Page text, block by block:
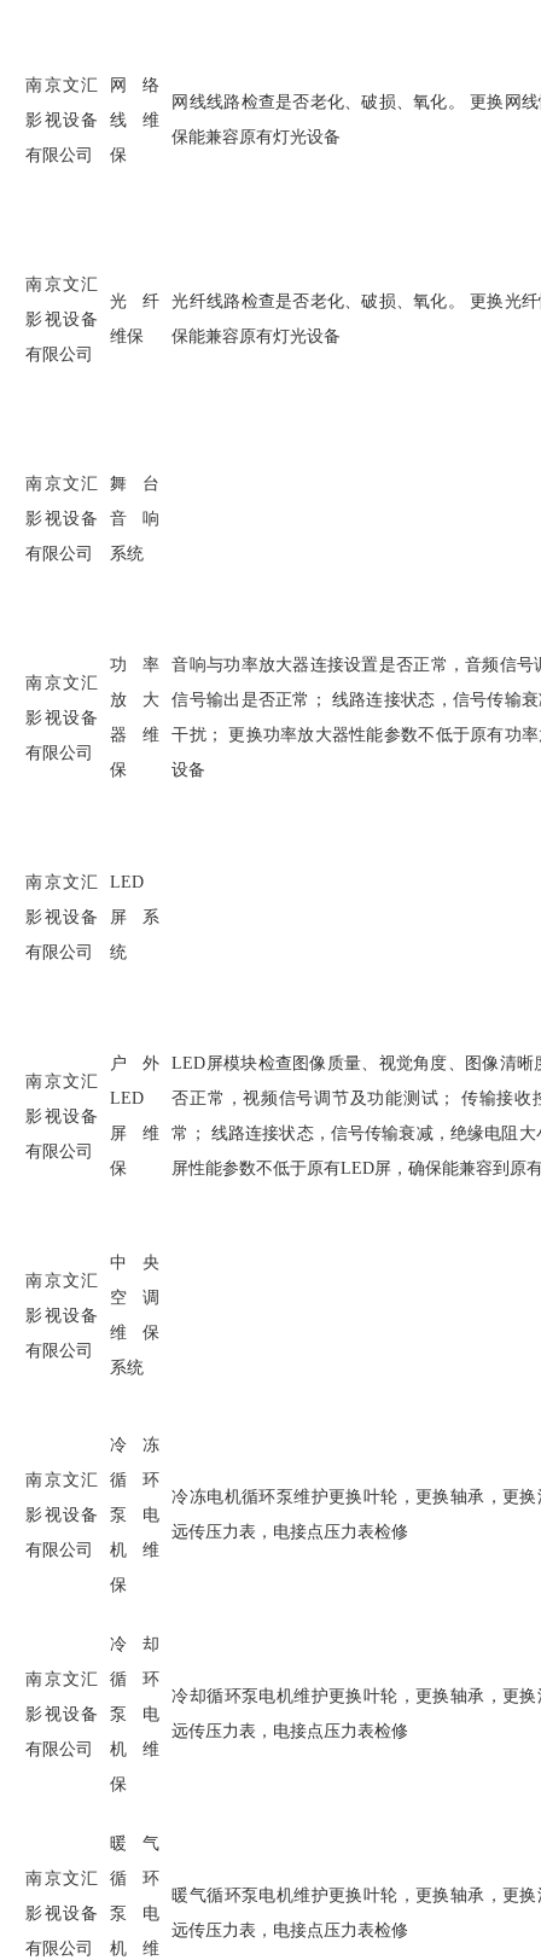
南京文汇
影视设备
有限公司
网络
线维
保
网线线路检查是否老化、破损、氧化。 更换网
保能兼容原有灯光设备
南京文汇
影视设备
有限公司
光纤
维保
光纤线路检查是否老化、破损、氧化。 更换光
保能兼容原有灯光设备
南京文汇
影视设备
有限公司
舞台
音响
系统
南京文汇
影视设备
有限公司
功率
放大
器维
保
音响与功率放大器连接设置是否正常，音频信
信号输出是否正常； 线路连接状态，信号传输
干扰； 更换功率放大器性能参数不低于原有功
设备
南京文汇
影视设备
有限公司
LED
屏系
统
南京文汇
影视设备
有限公司
户外
LED
屏维
保
LED屏模块检查图像质量、视觉角度、图像清
否正常，视频信号调节及功能测试； 传输接收
常； 线路连接状态，信号传输衰减，绝缘电阻
屏性能参数不低于原有LED屏，确保能兼容到原
南京文汇
影视设备
有限公司
中央
空调
维保
系统
南京文汇
影视设备
有限公司
冷冻
循环
泵电
机维
保
冷冻电机循环泵维护更换叶轮，更换轴承，更
远传压力表，电接点压力表检修
南京文汇
影视设备
有限公司
冷却
循环
泵电
机维
保
冷却循环泵电机维护更换叶轮，更换轴承，更
远传压力表，电接点压力表检修
南京文汇
影视设备
有限公司
暖气
循环
泵电
机维
暖气循环泵电机维护更换叶轮，更换轴承，更
远传压力表，电接点压力表检修